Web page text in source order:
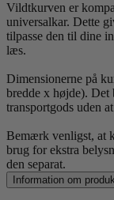
Vildtkurven er
universalkar. Dette
tilpasse den til dine
læs.
Dimensionerne på
bredde x højde).
transportgods uden
Bemærk venligst, at
brug for ekstra
den separat.
Information om